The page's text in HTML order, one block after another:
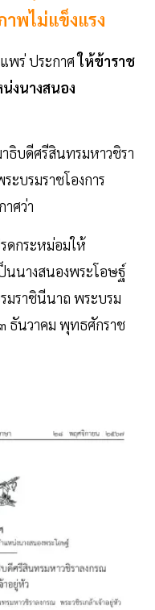
าพไม่แข็งแรง
แพร่ ประกาศให้ข้าราช
งนางสนอง
ธิบดีศรีสินทรมหาวชิรา
ะบรมราชโองการ
ศว่า
ดกระหม่อมให้
นนางสนองพระโอษฐ์
มราชินีนาถ พระบรม
ธันวาคม พุทธศักราช